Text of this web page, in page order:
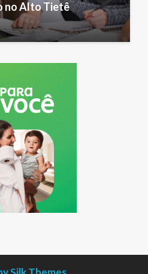
no Alto Tietê